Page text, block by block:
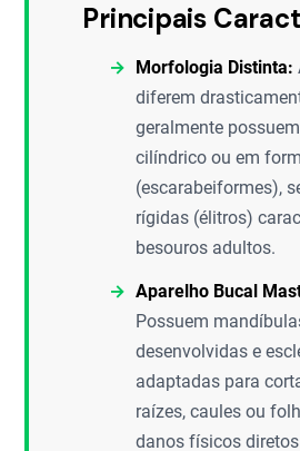
Principais
Morfologia Distinta:
diferem
geralmente
cilíndrico ou em
(escarabeiformes),
rígidas (élitros)
besouros adultos.
Aparelho Bucal
Possuem
desenvolvidas e
adaptadas para
raízes, caules ou
danos físicos